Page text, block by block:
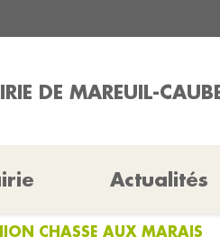
DE MAREUIL-
Actualités
CHASSE AUX MARAIS